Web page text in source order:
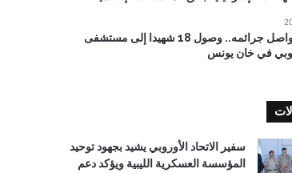
الاحتلال يواصل جرائمه.. وصول 18 شهيدا إلى مستشفى
في خان يونس
سفير الاتحاد الأوروبي يشيد بجهود توحيد
المؤسسة العسكرية الليبية ويؤكد دعم